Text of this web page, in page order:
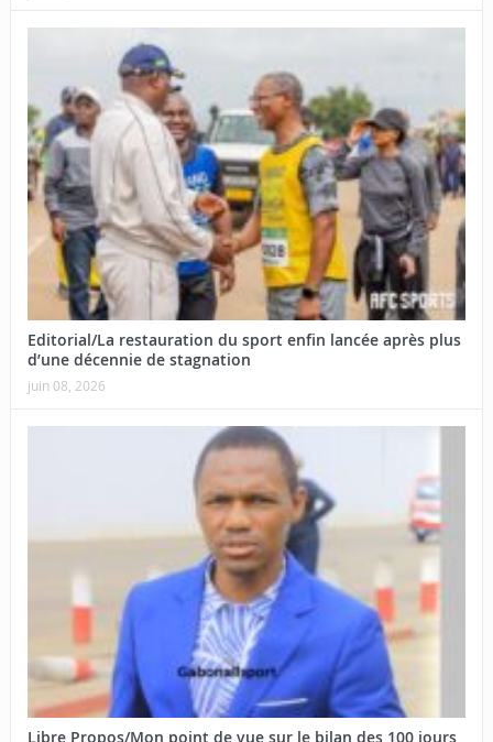
Editorial/La restauration du sport enfin lancée après plus
d’une décennie de stagnation
juin 08, 2026
Libre Propos/Mon point de vue sur le bilan des 100 jours